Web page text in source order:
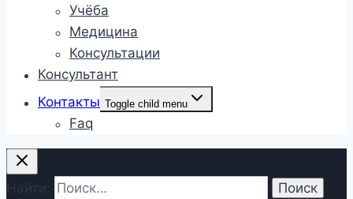
Учёба
Медицина
Консультации
Консультант
Контакты Toggle child menu
Faq
Найти: